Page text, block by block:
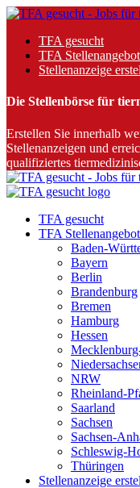
TFA gesucht
TFA
Stellenanzeige
Die Stellenbörse für
Erstellen Sie innerhalb
Stellenanzeigen und
qualifiziertes
TFA gesucht
TFA
Baden-
Bayern
Berlin
Brandenburg
Bremen
Hamburg
Hessen
NRW
Rheinland-
Saarland
Sachsen
Sachsen-
Schleswig-
Thüringen
Stellenanzeige